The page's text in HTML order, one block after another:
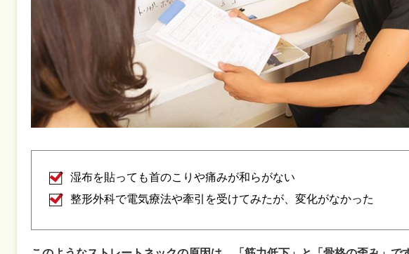
湿布を貼っても首のこりや痛みが和らがない
整形外科で電気療法や牽引を受けてみたが、変化がなかった